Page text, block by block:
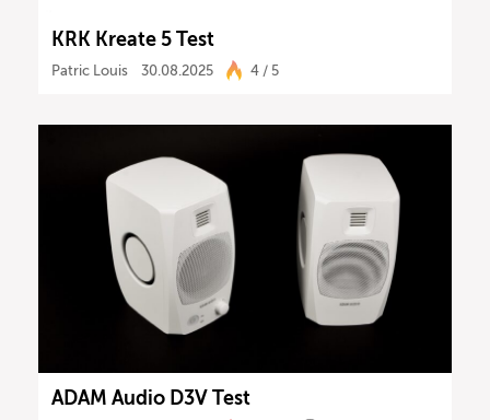
KRK Kreate 5 Test
Patric Louis 30.08.2025 4 / 5
ADAM Audio D3V Test